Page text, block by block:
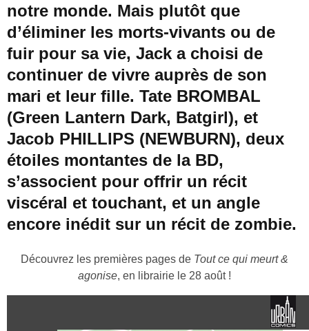
notre monde. Mais plutôt que
d’éliminer les morts-vivants ou de
fuir pour sa vie, Jack a choisi de
continuer de vivre auprès de son
mari et leur fille. Tate BROMBAL
(Green Lantern Dark, Batgirl), et
Jacob PHILLIPS (NEWBURN), deux
étoiles montantes de la BD,
s’associent pour offrir un récit
viscéral et touchant, et un angle
encore inédit sur un récit de zombie.
Découvrez les premières pages de Tout ce qui meurt &
agonise, en librairie le 28 août !